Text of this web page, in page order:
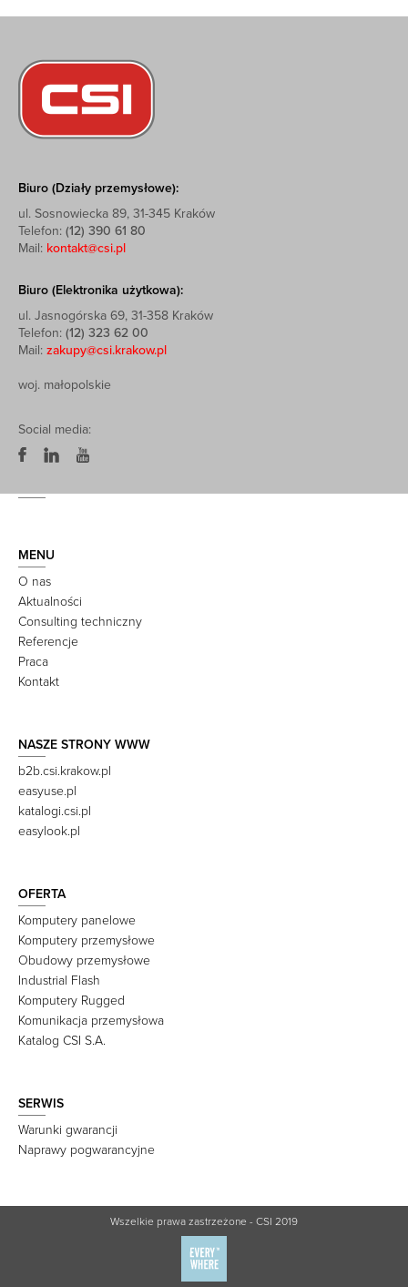
Biuro (Działy przemysłowe):
ul. Sosnowiecka 89, 31-345 Kraków
Telefon: (12) 390 61 80
Mail: kontakt@csi.pl
Biuro (Elektronika użytkowa):
ul. Jasnogórska 69, 31-358 Kraków
Telefon: (12) 323 62 00
Mail: zakupy@csi.krakow.pl
woj. małopolskie
Social media:
MENU
O nas
Aktualności
Consulting techniczny
Referencje
Praca
Kontakt
NASZE STRONY WWW
b2b.csi.krakow.pl
easyuse.pl
katalogi.csi.pl
easylook.pl
OFERTA
Komputery panelowe
Komputery przemysłowe
Obudowy przemysłowe
Industrial Flash
Komputery Rugged
Komunikacja przemysłowa
Katalog CSI S.A.
SERWIS
Warunki gwarancji
Naprawy pogwarancyjne
Wszelkie prawa zastrzeżone - CSI 2019